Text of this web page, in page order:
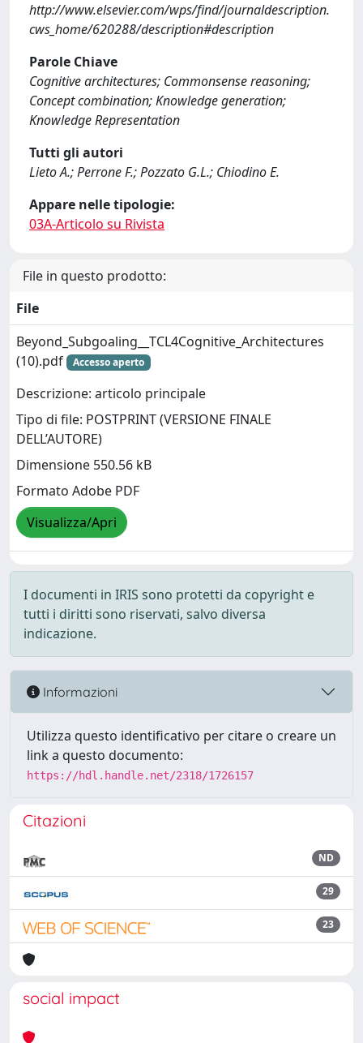
http://www.elsevier.com/wps/find/journaldescription.
cws_home/620288/description#description
Parole Chiave
Cognitive architectures; Commonsense reasoning;
Concept combination; Knowledge generation;
Knowledge Representation
Tutti gli autori
Lieto A.; Perrone F.; Pozzato G.L.; Chiodino E.
Appare nelle tipologie:
03A-Articolo su Rivista
File in questo prodotto:
File
Beyond_Subgoaling__TCL4Cognitive_Architectures
(10).pdf
Accesso aperto
Descrizione: articolo principale
Tipo di file: POSTPRINT (VERSIONE FINALE
DELL’AUTORE)
Dimensione 550.56 kB
Formato Adobe PDF
Visualizza/Apri
I documenti in IRIS sono protetti da copyright e
tutti i diritti sono riservati, salvo diversa
indicazione.
Informazioni
Utilizza questo identificativo per citare o creare un
link a questo documento:
https://hdl.handle.net/2318/1726157
Citazioni
ND
29
23
social impact